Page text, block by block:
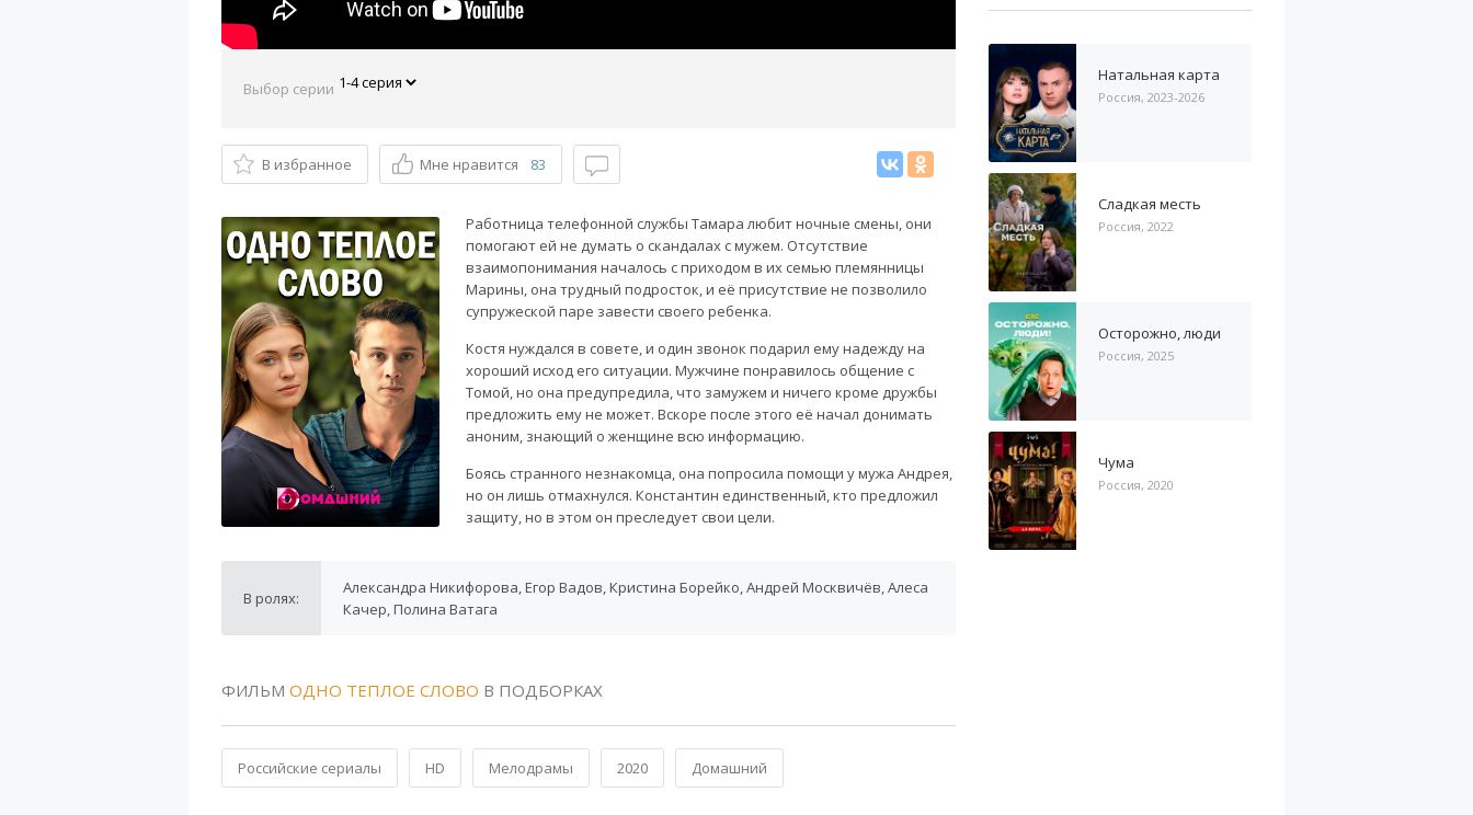
Выбор серии
В избранное Мне нравится 83
Работница телефонной службы Тамара любит ночные смены, они
помогают ей не думать о скандалах с мужем. Отсутствие
взаимопонимания началось с приходом в их семью племянницы
Марины, она трудный подросток, и её присутствие не позволило
супружеской паре завести своего ребенка.
Костя нуждался в совете, и один звонок подарил ему надежду на
хороший исход его ситуации. Мужчине понравилось общение с
Томой, но она предупредила, что замужем и ничего кроме дружбы
предложить ему не может. Вскоре после этого её начал донимать
аноним, знающий о женщине всю информацию.
Боясь странного незнакомца, она попросила помощи у мужа Андрея,
но он лишь отмахнулся. Константин единственный, кто предложил
защиту, но в этом он преследует свои цели.
В ролях:
Александра Никифорова, Егор Вадов, Кристина Борейко, Андрей Москвичёв, Алеса
Качер, Полина Ватага
ФИЛЬМ ОДНО ТЕПЛОЕ СЛОВО В ПОДБОРКАХ
Российские сериалы HD Мелодрамы 2020 Домашний
Натальная карта
Россия, 2023-2026
Сладкая месть
Россия, 2022
Осторожно, люди
Россия, 2025
Чума
Россия, 2020